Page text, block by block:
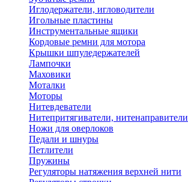
Иглодержатели, игловодители
Игольные пластины
Инструментальные ящики
Кордовые ремни для мотора
Крышки шпуледержателей
Лампочки
Маховики
Моталки
Моторы
Нитевдеватели
Нитепритягиватели, нитенаправители
Ножи для оверлоков
Педали и шнуры
Петлители
Пружины
Регуляторы натяжения верхней нити